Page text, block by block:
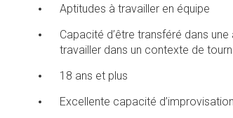
Aptitudes à travailler en équipe
Capacité d’être transféré dans
travailler dans un contexte de
18 ans et plus
Excellente capacité